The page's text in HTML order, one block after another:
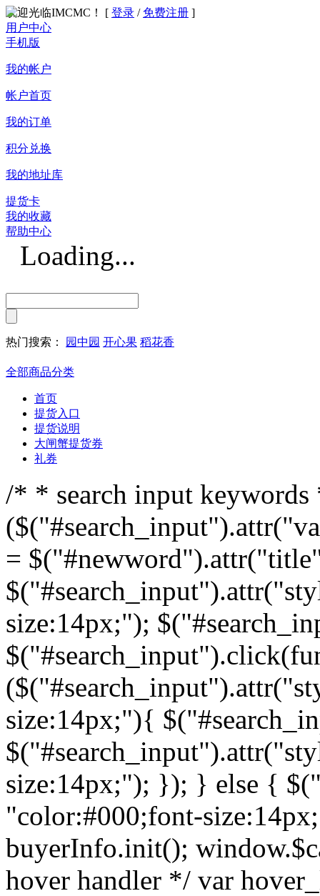
欢迎光临IMCMC！ [ 登录 / 免费注册 ]
用户中心
手机版
我的帐户
帐户首页
我的订单
积分兑换
我的地址库
提货卡
我的收藏
帮助中心
Loading...
热门搜索： 园中园 开心果 稻花香
全部商品分类
首页
提货入口
提货说明
大闸蟹提货券
礼券
/* * search input
=
size:14px;");
size:14px;"){
size:14px;"); }); } else {
"color:#000;font-
buyerInfo.init();
hover handler */ var